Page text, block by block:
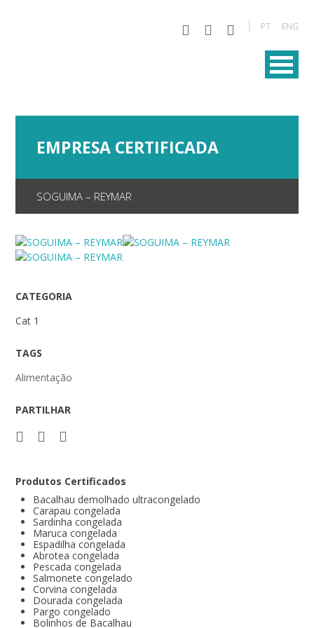
PT ENG
EMPRESA CERTIFICADA
SOGUIMA – REYMAR
CATEGORIA
Cat 1
TAGS
Alimentação
PARTILHAR
Produtos Certificados
Bacalhau demolhado ultracongelado
Carapau congelada
Sardinha congelada
Maruca congelada
Espadilha congelada
Abrotea congelada
Pescada congelada
Salmonete congelado
Corvina congelada
Dourada congelada
Pargo congelado
Bolinhos de Bacalhau